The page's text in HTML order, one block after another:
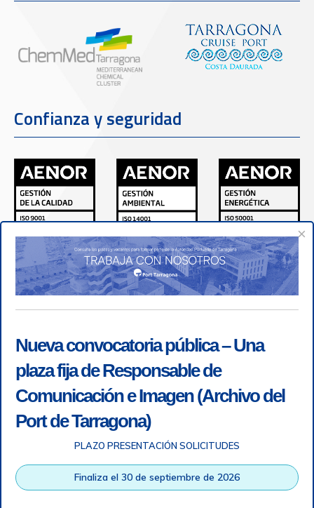
Confianza y seguridad
Autoridad Portuaria de Tarragona © Todos los derechos
×
Nueva convocatoria pública – Una
plaza fija de Responsable de
Comunicación e Imagen (Archivo del
Port de Tarragona)
PLAZO PRESENTACIÓN SOLICITUDES
Finaliza el 30 de septiembre de 2026